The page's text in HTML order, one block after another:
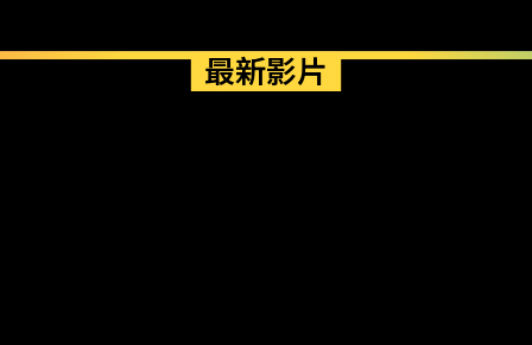
最新影片